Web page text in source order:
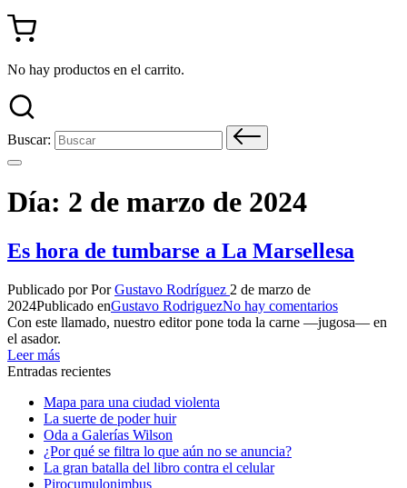
No hay productos en el carrito.
Buscar:
Día: 2 de marzo de 2024
Es hora de tumbarse a La Marsellesa
Publicado por PorGustavo Rodríguez 2 de marzo de
2024Publicado enGustavo RodriguezNo hay comentarios
Con este llamado, nuestro editor pone toda la carne —jugosa— en
el asador.
Leer más
Entradas recientes
Mapa para una ciudad violenta
La suerte de poder huir
Oda a Galerías Wilson
¿Por qué se filtra lo que aún no se anuncia?
La gran batalla del libro contra el celular
Pirocumulonimbus